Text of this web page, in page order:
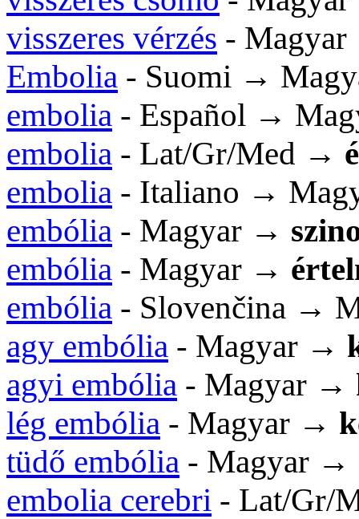
visszeres vérzés -
Embolia - Suomi →
embolia - Español →
embolia - Lat/Gr/Med →
embolia - Italiano →
embólia - Magyar →
embólia - Magyar →
embólia - Slovenčina →
agy embólia - Magyar →
agyi embólia - Magyar →
lég embólia - Magyar →
tüdő embólia - Magyar →
embolia cerebri - Lat/Gr/